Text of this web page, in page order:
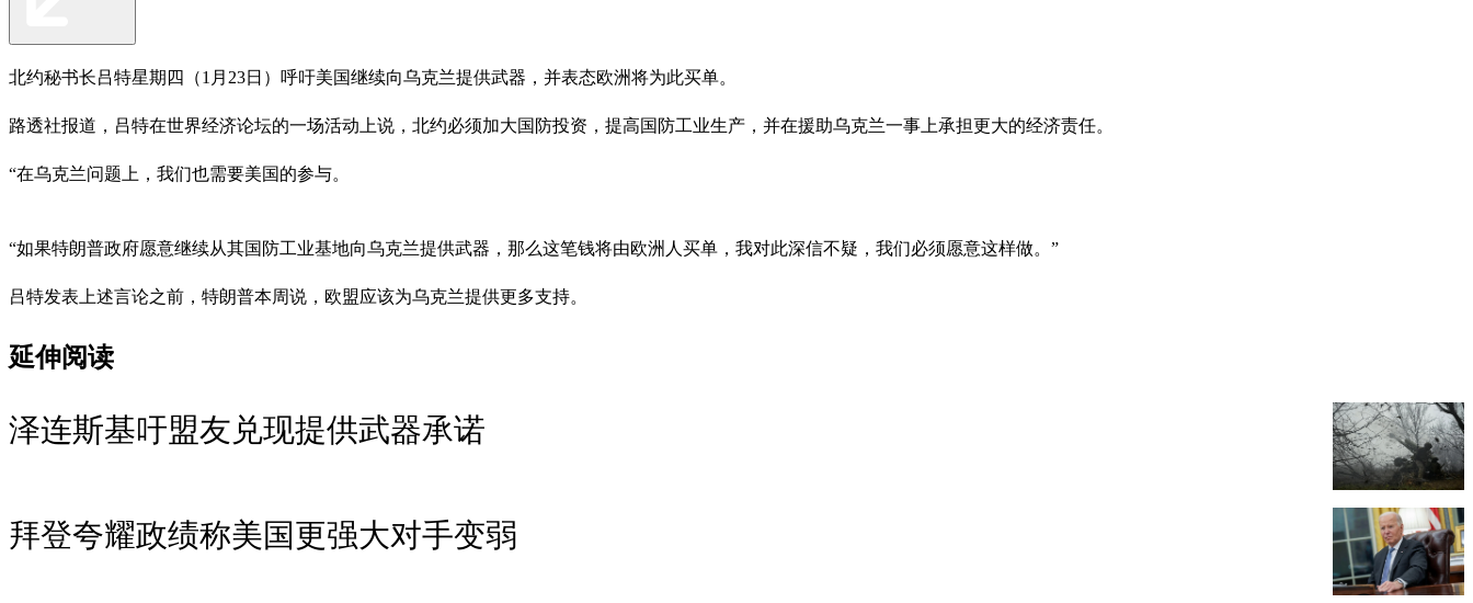
北约秘书长吕特星期四（1月23日）呼吁美国继续向乌克兰提供武器，并表态欧洲将为此买单。
路透社报道，吕特在世界经济论坛的一场活动上说，北约必须加大国防投资，提高国防工业生产，并在援助乌克兰一事上承担更大的经济责任。
“在乌克兰问题上，我们也需要美国的参与。
“如果特朗普政府愿意继续从其国防工业基地向乌克兰提供武器，那么这笔钱将由欧洲人买单，我对此深信不疑，我们必须愿意这样做。”
吕特发表上述言论之前，特朗普本周说，欧盟应该为乌克兰提供更多支持。
延伸阅读
泽连斯基吁盟友兑现提供武器承诺
拜登夸耀政绩称美国更强大对手变弱